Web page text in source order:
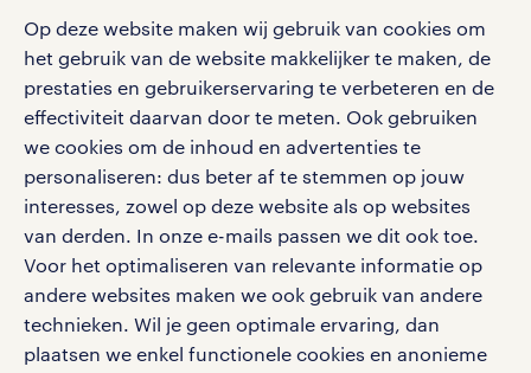
Op deze website maken wij gebruik van cookies om
het gebruik van de website makkelijker te maken, de
prestaties en gebruikerservaring te verbeteren en de
effectiviteit daarvan door te meten. Ook gebruiken
we cookies om de inhoud en advertenties te
personaliseren: dus beter af te stemmen op jouw
interesses, zowel op deze website als op websites
van derden. In onze e-mails passen we dit ook toe.
Voor het optimaliseren van relevante informatie op
andere websites maken we ook gebruik van andere
technieken. Wil je geen optimale ervaring, dan
plaatsen we enkel functionele cookies en anonieme
Volg ons voor de leukste content omtrent
vacatures, solliciteren en inspiratie.
werken bij randstad
gebruikersvoorwaarden
privacystatement
cookies
disclaimer